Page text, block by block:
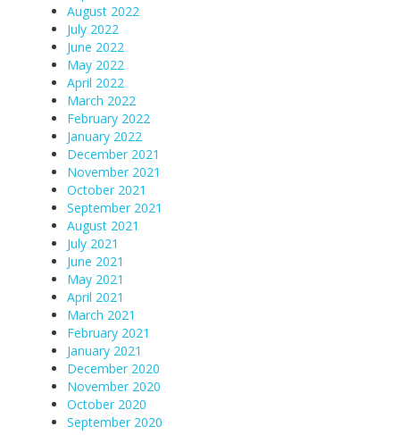
August 2022
July 2022
June 2022
May 2022
April 2022
March 2022
February 2022
January 2022
December 2021
November 2021
October 2021
September 2021
August 2021
July 2021
June 2021
May 2021
April 2021
March 2021
February 2021
January 2021
December 2020
November 2020
October 2020
September 2020